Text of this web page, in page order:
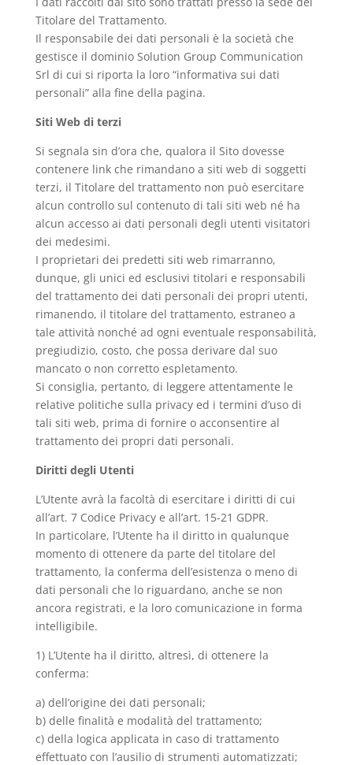
Titolare del Trattamento.
Il responsabile dei dati personali è la società che
gestisce il dominio Solution Group Communication
Srl di cui si riporta la loro “informativa sui dati
personali” alla fine della pagina.
Siti Web di terzi
Si segnala sin d’ora che, qualora il Sito dovesse
contenere link che rimandano a siti web di soggetti
terzi, il Titolare del trattamento non può esercitare
alcun controllo sul contenuto di tali siti web né ha
alcun accesso ai dati personali degli utenti visitatori
dei medesimi.
I proprietari dei predetti siti web rimarranno,
dunque, gli unici ed esclusivi titolari e responsabili
del trattamento dei dati personali dei propri utenti,
rimanendo, il titolare del trattamento, estraneo a
tale attività nonché ad ogni eventuale responsabilità,
pregiudizio, costo, che possa derivare dal suo
mancato o non corretto espletamento.
Si consiglia, pertanto, di leggere attentamente le
relative politiche sulla privacy ed i termini d’uso di
tali siti web, prima di fornire o acconsentire al
trattamento dei propri dati personali.
Diritti degli Utenti
L’Utente avrà la facoltà di esercitare i diritti di cui
all’art. 7 Codice Privacy e all’art. 15-21 GDPR.
In particolare, l’Utente ha il diritto in qualunque
momento di ottenere da parte del titolare del
trattamento, la conferma dell’esistenza o meno di
dati personali che lo riguardano, anche se non
ancora registrati, e la loro comunicazione in forma
intelligibile.
1) L’Utente ha il diritto, altresì, di ottenere la
conferma:
a) dell’origine dei dati personali;
b) delle finalità e modalità del trattamento;
c) della logica applicata in caso di trattamento
effettuato con l’ausilio di strumenti automatizzati;